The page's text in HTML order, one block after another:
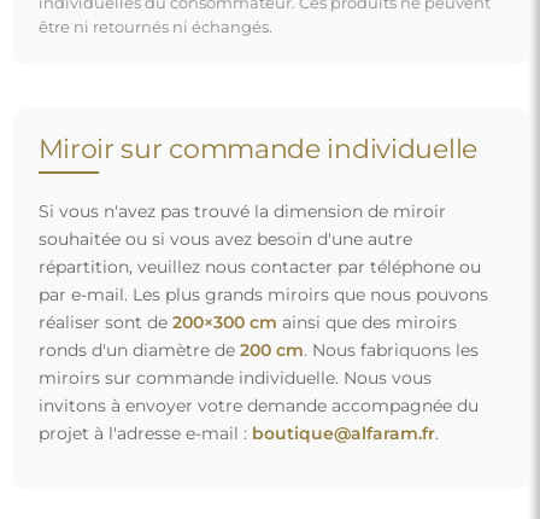
Livraison gratuite et transport sécurisé
occupons de faire en sorte que le miroir que vous avez
commandé arrive en toute sécurité entre vos mains, et ce,
complètement gratuitement. Nous disposons de notre
propre flotte de véhicules et de personnel formé, c’est
pourquoi nous pouvons vous garantir que le miroir arrivera
en parfait état, sans frais supplémentaires. Même si vous
commandez un miroir de grande taille, vous pouvez
compter sur une livraison rapide.
Découvrez notre processus d’emballage.